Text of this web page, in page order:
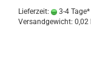
Lieferzeit: 3-4 Tage*
Versandgewicht: 0,02